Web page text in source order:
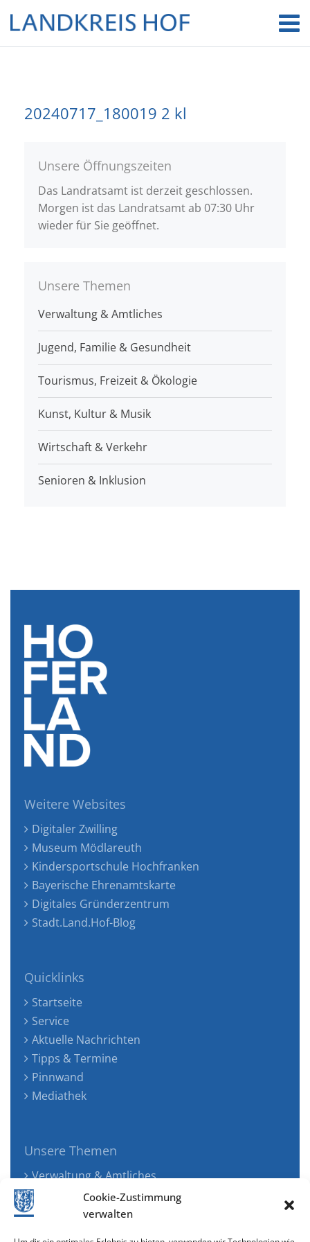
Cookie-Zustimmung
verwalten
20240717_180019 2 kl
Unsere Öffnungszeiten
Das Landratsamt ist derzeit geschlossen.
Morgen ist das Landratsamt ab 07:30 Uhr
wieder für Sie geöffnet.
Unsere Themen
Verwaltung & Amtliches
Jugend, Familie & Gesundheit
Tourismus, Freizeit & Ökologie
Kunst, Kultur & Musik
Wirtschaft & Verkehr
Senioren & Inklusion
Weitere Websites
Digitaler Zwilling
Museum Mödlareuth
Kindersportschule Hochfranken
Bayerische Ehrenamtskarte
Digitales Gründerzentrum
Stadt.Land.Hof-Blog
Quicklinks
Startseite
Service
Aktuelle Nachrichten
Tipps & Termine
Pinnwand
Mediathek
Unsere Themen
Verwaltung & Amtliches
Jugend, Familie & Gesundheit
Tourismus, Freizeit & Ökologie